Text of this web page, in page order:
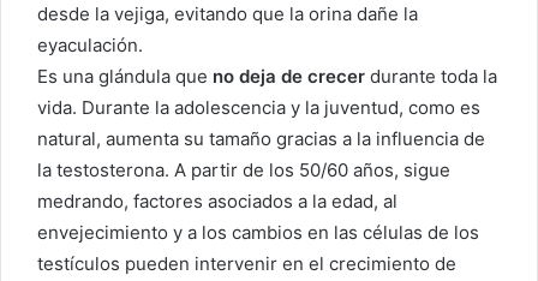
desde la vejiga, evitando que la orina dañe la
eyaculación.
Es una glándula que no deja de crecer durante toda la
vida. Durante la adolescencia y la juventud, como es
natural, aumenta su tamaño gracias a la influencia de
la testosterona. A partir de los 50/60 años, sigue
medrando, factores asociados a la edad, al
envejecimiento y a los cambios en las células de los
testículos pueden intervenir en el crecimiento de